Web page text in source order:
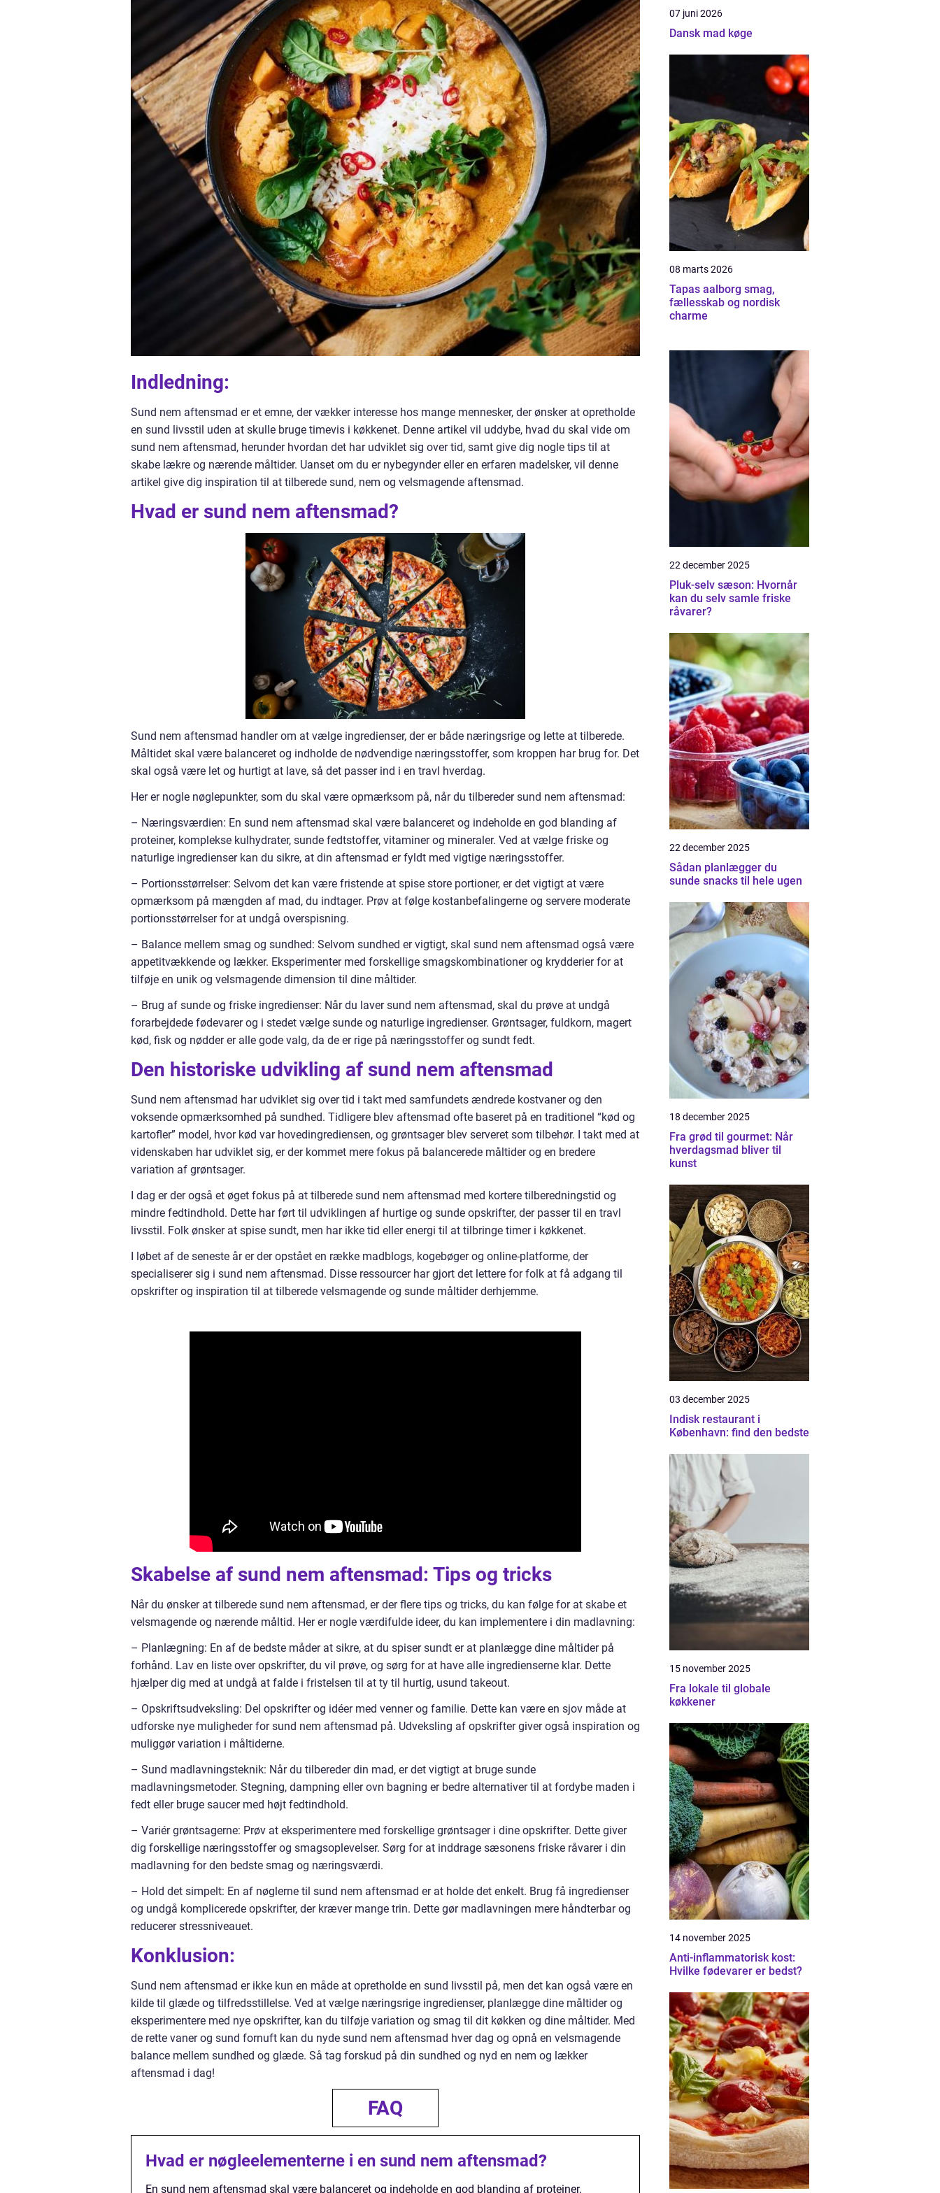
Indledning:
Sund nem aftensmad er et emne, der vækker interesse hos mange mennesker, der ønsker at opretholde
en sund livsstil uden at skulle bruge timevis i køkkenet. Denne artikel vil uddybe, hvad du skal vide om
sund nem aftensmad, herunder hvordan det har udviklet sig over tid, samt give dig nogle tips til at
skabe lækre og nærende måltider. Uanset om du er nybegynder eller en erfaren madelsker, vil denne
artikel give dig inspiration til at tilberede sund, nem og velsmagende aftensmad.
Hvad er sund nem aftensmad?
Sund nem aftensmad handler om at vælge ingredienser, der er både næringsrige og lette at tilberede.
Måltidet skal være balanceret og indholde de nødvendige næringsstoffer, som kroppen har brug for. Det
skal også være let og hurtigt at lave, så det passer ind i en travl hverdag.
Her er nogle nøglepunkter, som du skal være opmærksom på, når du tilbereder sund nem aftensmad:
– Næringsværdien: En sund nem aftensmad skal være balanceret og indeholde en god blanding af
proteiner, komplekse kulhydrater, sunde fedtstoffer, vitaminer og mineraler. Ved at vælge friske og
naturlige ingredienser kan du sikre, at din aftensmad er fyldt med vigtige næringsstoffer.
– Portionsstørrelser: Selvom det kan være fristende at spise store portioner, er det vigtigt at være
opmærksom på mængden af mad, du indtager. Prøv at følge kostanbefalingerne og servere moderate
portionsstørrelser for at undgå overspisning.
– Balance mellem smag og sundhed: Selvom sundhed er vigtigt, skal sund nem aftensmad også være
appetitvækkende og lækker. Eksperimenter med forskellige smagskombinationer og krydderier for at
tilføje en unik og velsmagende dimension til dine måltider.
– Brug af sunde og friske ingredienser: Når du laver sund nem aftensmad, skal du prøve at undgå
forarbejdede fødevarer og i stedet vælge sunde og naturlige ingredienser. Grøntsager, fuldkorn, magert
kød, fisk og nødder er alle gode valg, da de er rige på næringsstoffer og sundt fedt.
Den historiske udvikling af sund nem aftensmad
Sund nem aftensmad har udviklet sig over tid i takt med samfundets ændrede kostvaner og den
voksende opmærksomhed på sundhed. Tidligere blev aftensmad ofte baseret på en traditionel “kød og
kartofler” model, hvor kød var hovedingrediensen, og grøntsager blev serveret som tilbehør. I takt med at
videnskaben har udviklet sig, er der kommet mere fokus på balancerede måltider og en bredere
variation af grøntsager.
I dag er der også et øget fokus på at tilberede sund nem aftensmad med kortere tilberedningstid og
mindre fedtindhold. Dette har ført til udviklingen af hurtige og sunde opskrifter, der passer til en travl
livsstil. Folk ønsker at spise sundt, men har ikke tid eller energi til at tilbringe timer i køkkenet.
I løbet af de seneste år er der opstået en række madblogs, kogebøger og online-platforme, der
specialiserer sig i sund nem aftensmad. Disse ressourcer har gjort det lettere for folk at få adgang til
opskrifter og inspiration til at tilberede velsmagende og sunde måltider derhjemme.
Skabelse af sund nem aftensmad: Tips og tricks
Når du ønsker at tilberede sund nem aftensmad, er der flere tips og tricks, du kan følge for at skabe et
velsmagende og nærende måltid. Her er nogle værdifulde ideer, du kan implementere i din madlavning:
– Planlægning: En af de bedste måder at sikre, at du spiser sundt er at planlægge dine måltider på
forhånd. Lav en liste over opskrifter, du vil prøve, og sørg for at have alle ingredienserne klar. Dette
hjælper dig med at undgå at falde i fristelsen til at ty til hurtig, usund takeout.
– Opskriftsudveksling: Del opskrifter og idéer med venner og familie. Dette kan være en sjov måde at
udforske nye muligheder for sund nem aftensmad på. Udveksling af opskrifter giver også inspiration og
muliggør variation i måltiderne.
– Sund madlavningsteknik: Når du tilbereder din mad, er det vigtigt at bruge sunde
madlavningsmetoder. Stegning, dampning eller ovn bagning er bedre alternativer til at fordybe maden i
fedt eller bruge saucer med højt fedtindhold.
– Variér grøntsagerne: Prøv at eksperimentere med forskellige grøntsager i dine opskrifter. Dette giver
dig forskellige næringsstoffer og smagsoplevelser. Sørg for at inddrage sæsonens friske råvarer i din
madlavning for den bedste smag og næringsværdi.
– Hold det simpelt: En af nøglerne til sund nem aftensmad er at holde det enkelt. Brug få ingredienser
og undgå komplicerede opskrifter, der kræver mange trin. Dette gør madlavningen mere håndterbar og
reducerer stressniveauet.
Konklusion:
Sund nem aftensmad er ikke kun en måde at opretholde en sund livsstil på, men det kan også være en
kilde til glæde og tilfredsstillelse. Ved at vælge næringsrige ingredienser, planlægge dine måltider og
eksperimentere med nye opskrifter, kan du tilføje variation og smag til dit køkken og dine måltider. Med
de rette vaner og sund fornuft kan du nyde sund nem aftensmad hver dag og opnå en velsmagende
balance mellem sundhed og glæde. Så tag forskud på din sundhed og nyd en nem og lækker
aftensmad i dag!
FAQ
Hvad er nøgleelementerne i en sund nem aftensmad?
En sund nem aftensmad skal være balanceret og indeholde en god blanding af proteiner,
07 juni 2026
Dansk mad køge
08 marts 2026
Tapas aalborg smag,
fællesskab og nordisk
charme
22 december 2025
Pluk-selv sæson: Hvornår
kan du selv samle friske
råvarer?
22 december 2025
Sådan planlægger du
sunde snacks til hele ugen
18 december 2025
Fra grød til gourmet: Når
hverdagsmad bliver til
kunst
03 december 2025
Indisk restaurant i
København: find den bedste
15 november 2025
Fra lokale til globale
køkkener
14 november 2025
Anti-inflammatorisk kost:
Hvilke fødevarer er bedst?